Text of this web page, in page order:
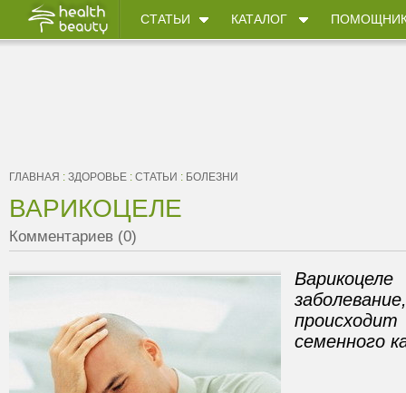
СТАТЬИ КАТАЛОГ
ГЛАВНАЯ : ЗДОРОВЬЕ : СТАТЬИ : БОЛЕЗНИ
ВАРИКОЦЕЛЕ
Комментариев (0)
семенного